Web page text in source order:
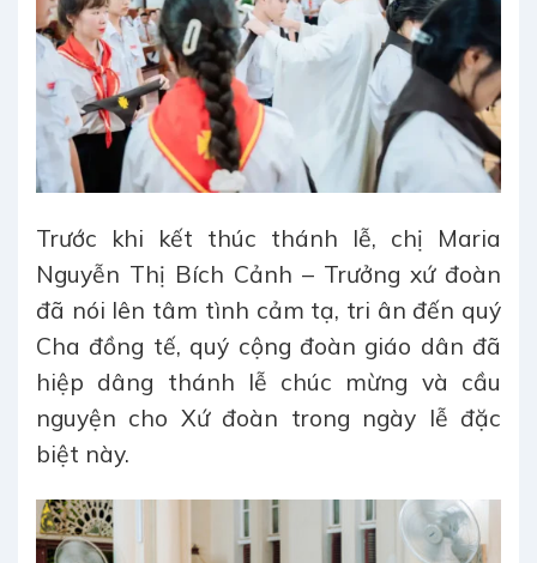
Trước khi kết thúc thánh lễ, chị Maria
Nguyễn Thị Bích Cảnh – Trưởng xứ đoàn
đã nói lên tâm tình cảm tạ, tri ân đến quý
Cha đồng tế, quý cộng đoàn giáo dân đã
hiệp dâng thánh lễ chúc mừng và cầu
nguyện cho Xứ đoàn trong ngày lễ đặc
biệt này.